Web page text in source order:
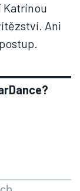
Katrínou
Ani